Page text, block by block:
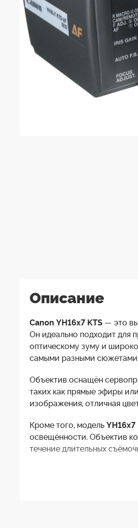
Описание
Canon YH16x7 KTS — это
Он идеально подходит для
оптическому зуму и
самыми разными
Объектив оснащён
таких как прямые эфиры
изображения, отличная
Кроме того, модель YH16x7
освещённости. Объектив
течение длительных
решение для